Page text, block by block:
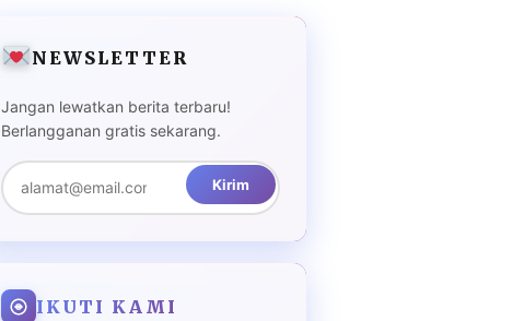
NEWSLETTER
Jangan lewatkan berita terbaru!
Berlangganan gratis sekarang.
Kirim
IKUTI KAMI